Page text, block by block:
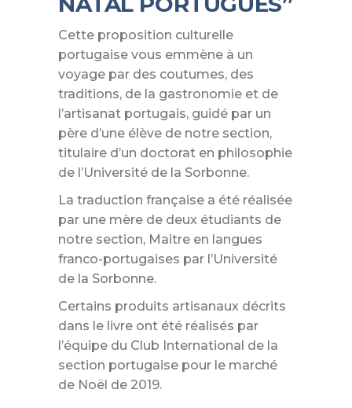
Cette proposition culturelle
portugaise vous emmène à un
voyage par des coutumes, des
traditions, de la gastronomie et de
l’artisanat portugais, guidé par un
père d’une élève de notre section,
titulaire d’un doctorat en philosophie
de l’Université de la Sorbonne.
La traduction française a été réalisée
par une mère de deux étudiants de
notre section, Maitre en langues
franco-portugaises par l’Université
de la Sorbonne.
Certains produits artisanaux décrits
dans le livre ont été réalisés par
l’équipe du Club International de la
section portugaise pour le marché
de Noël de 2019.